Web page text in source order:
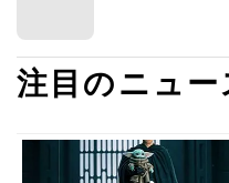
注目のニュー